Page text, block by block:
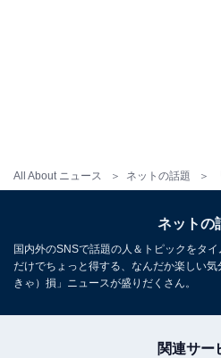
All About ニュース ネットの話題
ネットの
国内外のSNSで話題の人＆トピックをタ
だけでちょっと得する、なんだか楽しい
きゃ）損」ニュースが盛りだくさん。
関連サー